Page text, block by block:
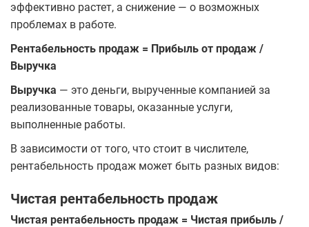
эффективно растет, а снижение — о возможных
проблемах в работе.
Рентабельность продаж = Прибыль от продаж /
Выручка
Выручка — это деньги, вырученные компанией за
реализованные товары, оказанные услуги,
выполненные работы.
В зависимости от того, что стоит в числителе,
рентабельность продаж может быть разных видов:
Чистая рентабельность продаж
Чистая рентабельность продаж = Чистая прибыль /